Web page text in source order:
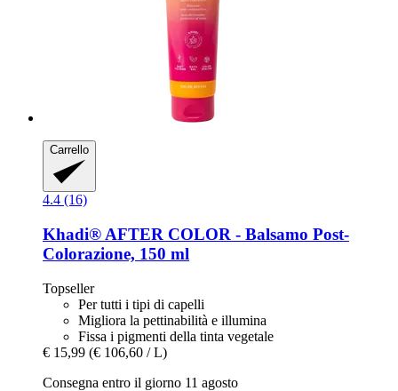
Carrello
4.4 (16)
Khadi® AFTER COLOR -​ Balsamo Post-​
Colorazione, 150 ml
Topseller
Per tutti i tipi di capelli
Migliora la pettinabilità e illumina
Fissa i pigmenti della tinta vegetale
€ 15,99 (€ 106,60 / L)
Consegna entro il giorno 11 agosto